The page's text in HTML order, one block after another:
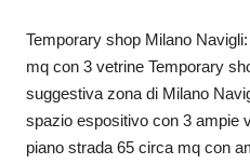
Temporary shop Milano
mq con 3 vetrine Temporary
suggestiva zona di Milano
spazio espositivo con 3 ampie
piano strada 65 circa mq con